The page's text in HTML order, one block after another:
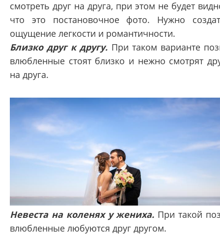
смотреть друг на друга, при этом не будет
что это постановочное фото. Нужно
ощущение легкости и романтичности.
Близко друг к другу. При таком варианте
влюбленные стоят близко и нежно смотрят
на друга.
Невеста на коленях у жениха. При такой
влюбленные любуются друг другом.